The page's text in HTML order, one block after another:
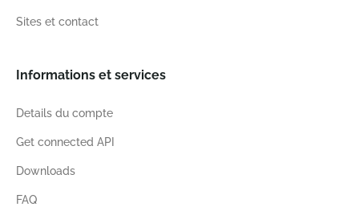
Sites et contact
Informations et services
Details du compte
Get connected API
Downloads
FAQ